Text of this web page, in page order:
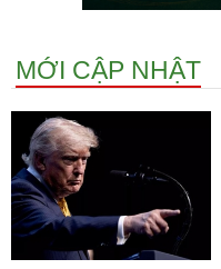
MỚI CẬP NHẬT